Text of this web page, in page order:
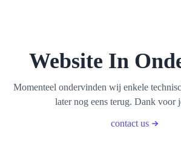
Website In
Momenteel ondervinden wij enkele
later nog eens terug. Dank voor
contact us